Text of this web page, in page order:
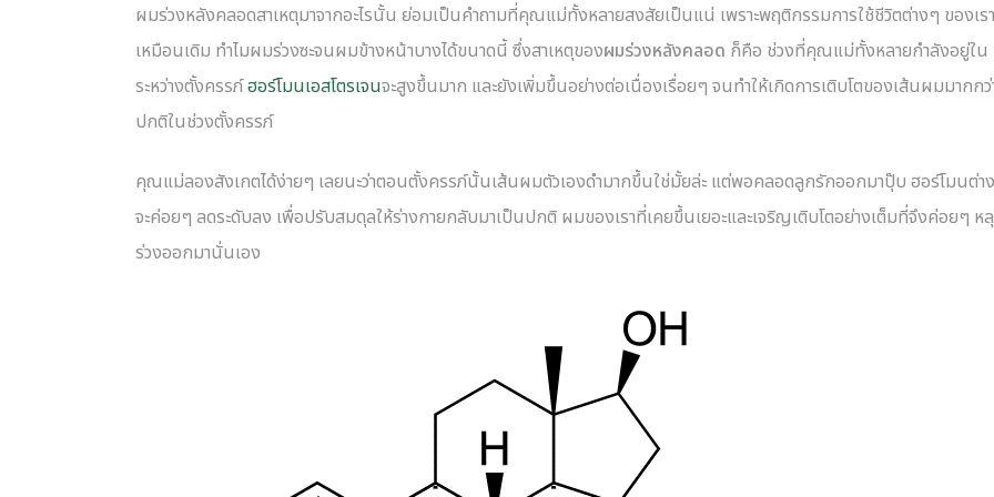
ผมร่วงหลังคลอดสาเหตุมาจากอะไรนั้น ย่อมเป็นคำถามที่คุณแม่ทั้งหลายสงสัยเป็นแน่ เพราะพฤติกรรมการใช้ชีวิตต่างๆ ของเร
เหมือนเดิม ทำไมผมร่วงซะจนผมข้างหน้าบางได้ขนาดนี้ ซึ่งสาเหตุของผมร่วงหลังคลอด ก็คือ ช่วงที่คุณแม่ทั้งหลายกำลังอยู่ใน
ระหว่างตั้งครรภ์ฮอร์โมนเอสโตรเจนจะสูงขึ้นมาก และยังเพิ่มขึ้นอย่างต่อเนื่องเรื่อยๆ จนทำให้เกิดการเติบโตของเส้นผมมากกว่
ปกติในช่วงตั้งครรภ์
คุณแม่ลองสังเกตได้ง่ายๆ เลยนะว่าตอนตั้งครรภ์นั้นเส้นผมตัวเองดำมากขึ้นใช่มั้ยล่ะ แต่พอคลอดลูกรักออกมาปุ๊บ ฮอร์โมนต่า
จะค่อยๆ ลดระดับลง เพื่อปรับสมดุลให้ร่างกายกลับมาเป็นปกติ ผมของเราที่เคยขึ้นเยอะและเจริญเติบโตอย่างเต็มที่จึงค่อยๆ ห
ร่วงออกมานั่นเอง